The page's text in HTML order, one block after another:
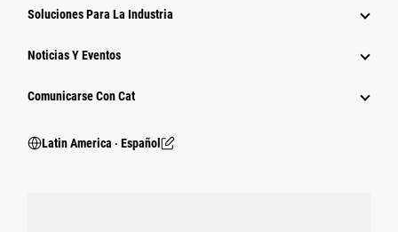
Soluciones Para La Industria
Noticias Y Eventos
Comunicarse Con Cat
Latin America ‧ Español